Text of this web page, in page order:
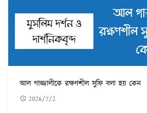
আল গাজ্জালীকে রক্ষণশীল সুফি বলা হয় কেন
2026/7/2